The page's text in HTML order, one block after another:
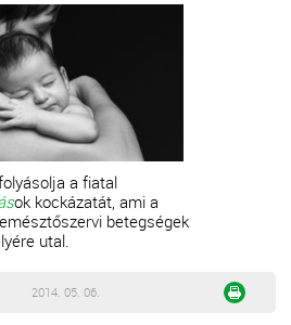
a fiatal
ok kockázatát, ami a
betegségek
utal.
2014. 05. 06.